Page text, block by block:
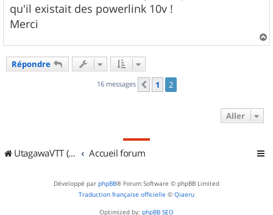
a
g
e
qu'il existait des powerlink 10v !
Merci
a
Répondre
16 messages Précédent
1 2
Aller
UtagawaVTT (Randos VTT et VTTAE avec traces GPS) Accueil forum
Développé par phpBB® Forum Software © phpBB Limited
Traduction française officielle © Qiaeru
Optimized by: phpBB SEO